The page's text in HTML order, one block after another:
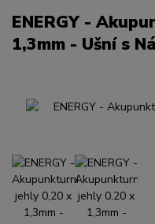
ENERGY -
1,3mm - Ušní s